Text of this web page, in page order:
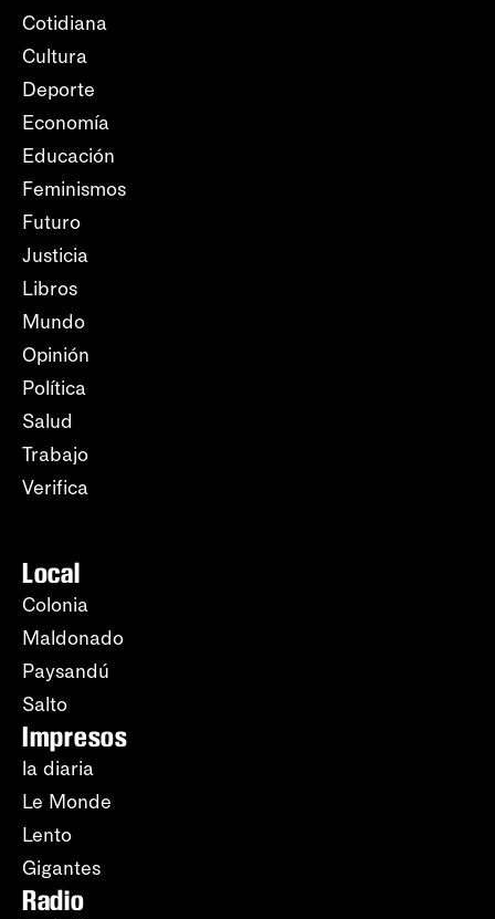
Cotidiana
Cultura
Deporte
Economía
Educación
Feminismos
Futuro
Justicia
Libros
Mundo
Opinión
Política
Salud
Trabajo
Verifica
Local
Colonia
Maldonado
Paysandú
Salto
Impresos
la diaria
Le Monde
Lento
Gigantes
Radio